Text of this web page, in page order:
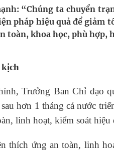
Việt Nam
“Chúng ta chuyển
pháp hiệu quả để giảm
toàn, khoa học, phù hợp,
Trưởng Ban Chỉ đạo
hơn 1 tháng cả nước
linh hoạt, kiểm soát hiệu
thích ứng an toàn, linh